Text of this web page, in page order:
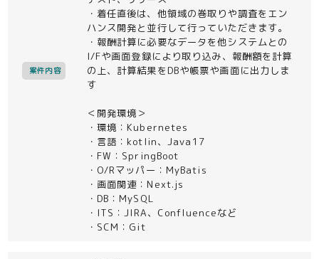
案件内容
・着任直後は、他領域の巻取りや調査をエン
ハンス開発と並行して行っていただきます。
・報酬計算に必要なデータを他システムとの
I/Fや画面登録により取り込み、報酬額を計算
の上、計算結果をDBや帳票や画面に出力しま
す
＜開発環境＞
・環境：Kubernetes
・言語：kotlin、Java17
・FW：SpringBoot
・O/Rマッパー：MyBatis
・画面関連：Next.js
・DB：MySQL
・ITS：JIRA、Confluenceなど
・SCM：Git